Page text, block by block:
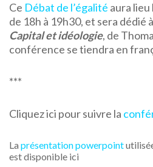
Ce Débat de l’égalité aura
de 18h à 19h30, et sera dédié
Capital et idéologie, de
conférence se tiendra en
***
Cliquez ici pour suivre la
La présentation powerpoint
est disponible ici